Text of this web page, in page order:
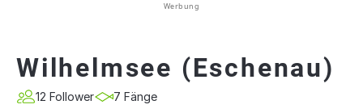
Werbung
Wilhelmsee (Eschenau)
12 Follower 7 Fänge